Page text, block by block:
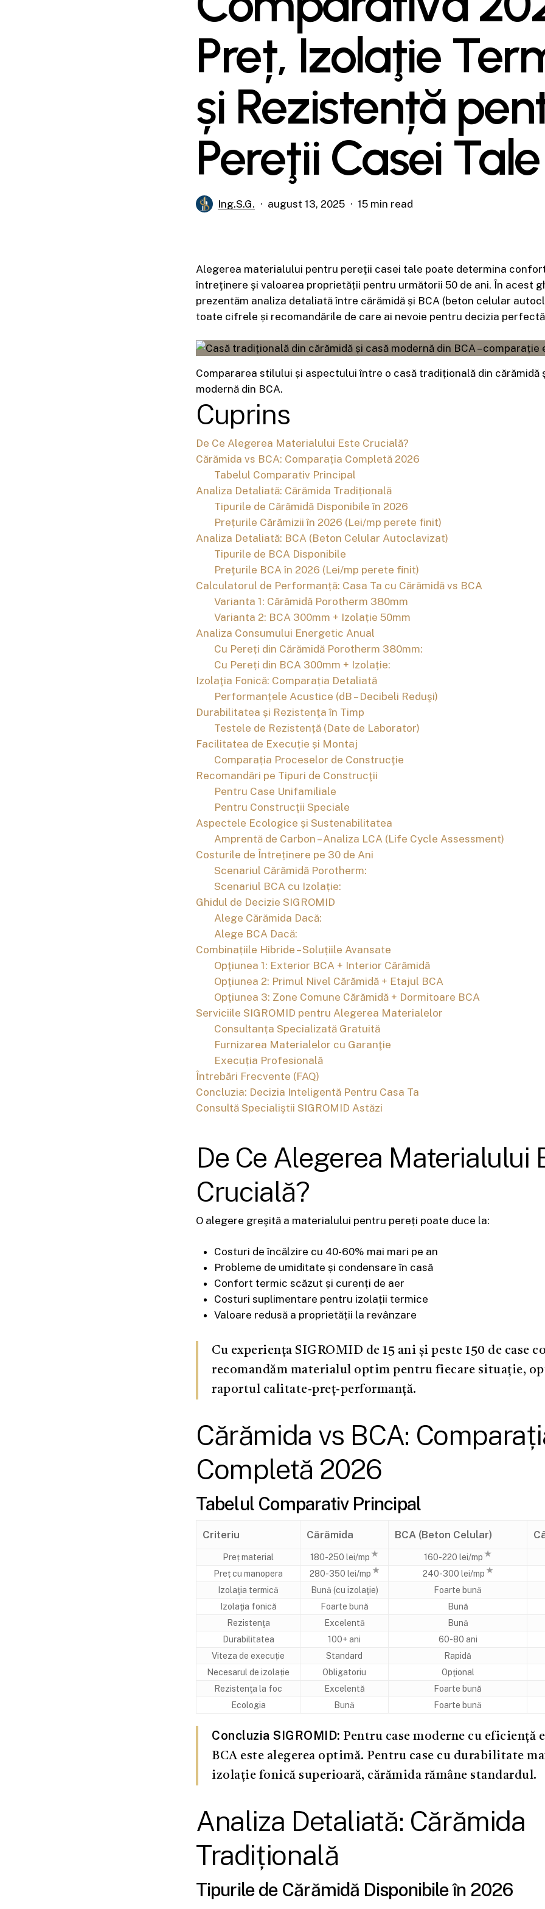
Preț, Izolaţie
și Rezistență
Pereţii Casei Tale
Ing.S.G. august 13, 2025 15 min read
Alegerea materialului pentru pereţii casei tale poate determina
întreţinere şi valoarea proprietății pentru următorii 50 de ani. În acest
prezentăm analiza detaliată între cărămidă și BCA (beton celular
toate cifrele și recomandările de care ai nevoie pentru decizia
Compararea stilului și aspectului între o casă tradițională din cărămidă
modernă din BCA.
Cuprins
De Ce Alegerea Materialului Este Crucială?
Cărămida vs BCA: Comparația Completă 2026
Tabelul Comparativ Principal
Analiza Detaliată: Cărămida Tradițională
Tipurile de Cărămidă Disponibile în 2026
Prețurile Cărămizii în 2026 (Lei/mp perete finit)
Analiza Detaliată: BCA (Beton Celular Autoclavizat)
Tipurile de BCA Disponibile
Preţurile BCA în 2026 (Lei/mp perete finit)
Calculatorul de Performanță: Casa Ta cu Cărămidă vs BCA
Varianta 1: Cărămidă Porotherm 380mm
Varianta 2: BCA 300mm + Izolație 50mm
Analiza Consumului Energetic Anual
Cu Pereți din Cărămidă Porotherm 380mm:
Cu Pereți din BCA 300mm + Izolație:
Izolaţia Fonică: Comparația Detaliată
Performanțele Acustice (dB – Decibeli Reduşi)
Durabilitatea și Rezistenţa în Timp
Testele de Rezistență (Date de Laborator)
Facilitatea de Execuție și Montaj
Comparația Proceselor de Construcţie
Recomandări pe Tipuri de Construcţii
Pentru Case Unifamiliale
Pentru Construcţii Speciale
Aspectele Ecologice și Sustenabilitatea
Amprentă de Carbon – Analiza LCA (Life Cycle Assessment)
Costurile de Întreținere pe 30 de Ani
Scenariul Cărămidă Porotherm:
Scenariul BCA cu Izolație:
Ghidul de Decizie SIGROMID
Alege Cărămida Dacă:
Alege BCA Dacă:
Combinațiile Hibride – Soluțiile Avansate
Opţiunea 1: Exterior BCA + Interior Cărămidă
Opţiunea 2: Primul Nivel Cărămidă + Etajul BCA
Opţiunea 3: Zone Comune Cărămidă + Dormitoare BCA
Serviciile SIGROMID pentru Alegerea Materialelor
Consultanța Specializată Gratuită
Furnizarea Materialelor cu Garanţie
Execuția Profesională
Întrebări Frecvente (FAQ)
Concluzia: Decizia Inteligentă Pentru Casa Ta
Consultă Specialiştii SIGROMID Astăzi
De Ce Alegerea Materialului
Crucială?
O alegere greşită a materialului pentru pereți poate duce la:
Costuri de încălzire cu 40-60% mai mari pe an
Probleme de umiditate și condensare în casă
Confort termic scăzut și curenți de aer
Costuri suplimentare pentru izolații termice
Valoare redusă a proprietății la revânzare
Cu experiența SIGROMID de 15 ani și peste 150 de case
recomandăm materialul optim pentru fiecare situație,
raportul calitate-preț-performanță.
Cărămida vs BCA:
Completă 2026
Tabelul Comparativ Principal
Criteriu Cărămida BCA (Beton Celular)
Preț material 180-250 lei/mp ★ 160-220 lei/mp ★
Preț cu manopera
280-350 lei/mp ★ 240-300 lei/mp ★
Izolaţia termică
Bună (cu izolaţie) Foarte bună
Izolaţia fonică
Foarte bună Bună
Rezistenţa
Excelentă Bună
Durabilitatea
100+ ani 60-80 ani
Viteza de execuție
Standard Rapidă
Necesarul de izolație
Obligatoriu Opţional
Rezistenţa la foc
Excelentă Foarte bună
Ecologia
Bună Foarte bună
Concluzia SIGROMID: Pentru case moderne cu eficienţă
BCA este alegerea optimă. Pentru case cu durabilitate
izolație fonică superioară, cărămida rămâne standardul.
Analiza Detaliată: Cărămida
Tradițională
Tipurile de Cărămidă Disponibile în 2026